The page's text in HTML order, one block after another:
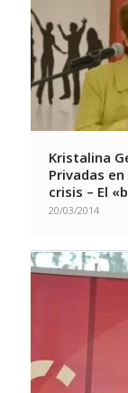
Kristalina
Privadas
crisis – El
20/03/2014